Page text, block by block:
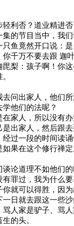
否？道业精进
的节目当中，我
鱼竟然开口说：
千万不要去跟 迦
：孩子啊！你这
出家人，他们所
他们的法呢？
人，所以没有办
家人，然后跟去
一段的时间读诵
在这个修行禅定
道理不如他们的
罪过，我为什么要
可以得胜，因为
就去跟这一些沙
人家是驴子、骂
的头。